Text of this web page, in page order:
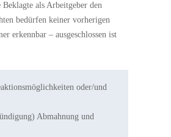
Beklagte als Arbeitgeber den
bedürfen keiner vorherigen
erkennbar – ausgeschlossen ist
oder/und
Abmahnung und